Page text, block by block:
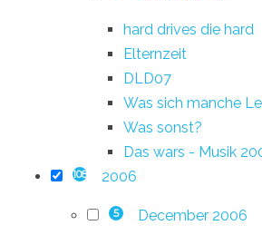
hard drives die hard
Elternzeit
DLD07
Was sich manche
Was sonst?
Das wars - Musik
108 2006
5 December 2006